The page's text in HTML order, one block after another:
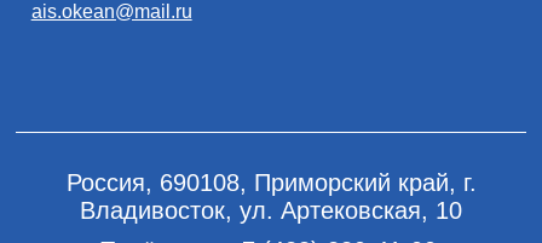
ais.okean@mail.ru
Россия, 690108, Приморский край, г.
Владивосток, ул. Артековская, 10